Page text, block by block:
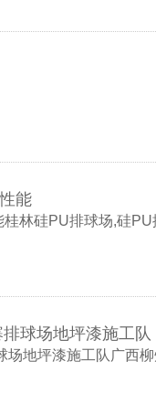
能
林硅PU排球场,硅
球场地坪漆施工队
地坪漆施工队广西